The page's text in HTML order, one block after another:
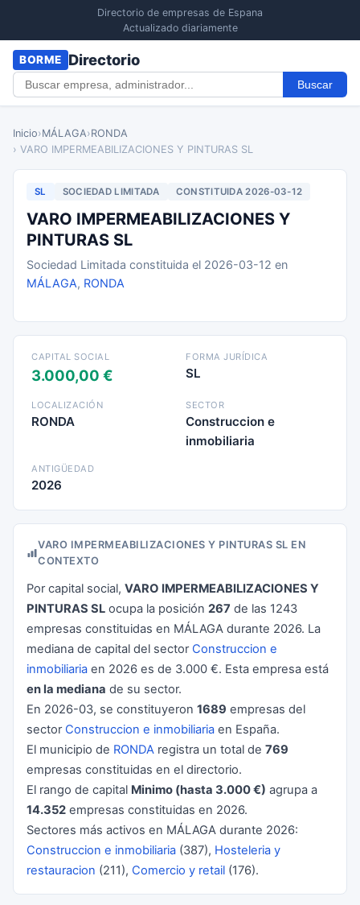
Directorio de empresas de Espana
Actualizado diariamente
BORME Directorio
Buscar
Inicio›MÁLAGA›RONDA
› VARO IMPERMEABILIZACIONES Y PINTURAS SL
SL SOCIEDAD LIMITADA CONSTITUIDA 2026-03-12
VARO IMPERMEABILIZACIONES Y
PINTURAS SL
Sociedad Limitada constituida el 2026-03-12 en
MÁLAGA, RONDA
CAPITAL SOCIAL
3.000,00 €
FORMA JURÍDICA
SL
LOCALIZACIÓN
RONDA
SECTOR
Construccion e
inmobiliaria
ANTIGÜEDAD
2026
VARO IMPERMEABILIZACIONES Y PINTURAS SL EN
CONTEXTO
Por capital social, VARO IMPERMEABILIZACIONES Y
PINTURAS SL ocupa la posición 267 de las 1243
empresas constituidas en MÁLAGA durante 2026. La
mediana de capital del sector Construccion e
inmobiliaria en 2026 es de 3.000 €. Esta empresa está
en la mediana de su sector.
En 2026-03, se constituyeron 1689 empresas del
sector Construccion e inmobiliaria en España.
El municipio de RONDA registra un total de 769
empresas constituidas en el directorio.
El rango de capital Minimo (hasta 3.000 €) agrupa a
14.352 empresas constituidas en 2026.
Sectores más activos en MÁLAGA durante 2026:
Construccion e inmobiliaria (387), Hosteleria y
restauracion (211), Comercio y retail (176).